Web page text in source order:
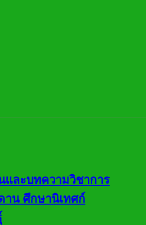
และบทความวิชาการ
น ศึกษานิเทศก์